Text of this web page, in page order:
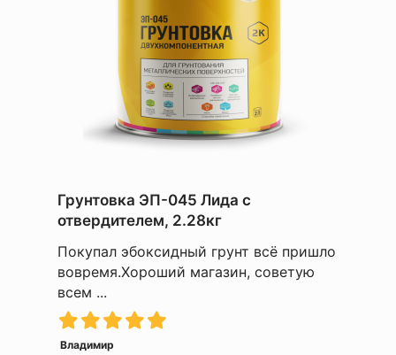
Грунтовка ЭП-045 Лида с
отвердителем, 2.28кг
Покупал эбоксидный грунт всё пришло
вовремя.Хороший магазин, советую
всем ...
Владимир